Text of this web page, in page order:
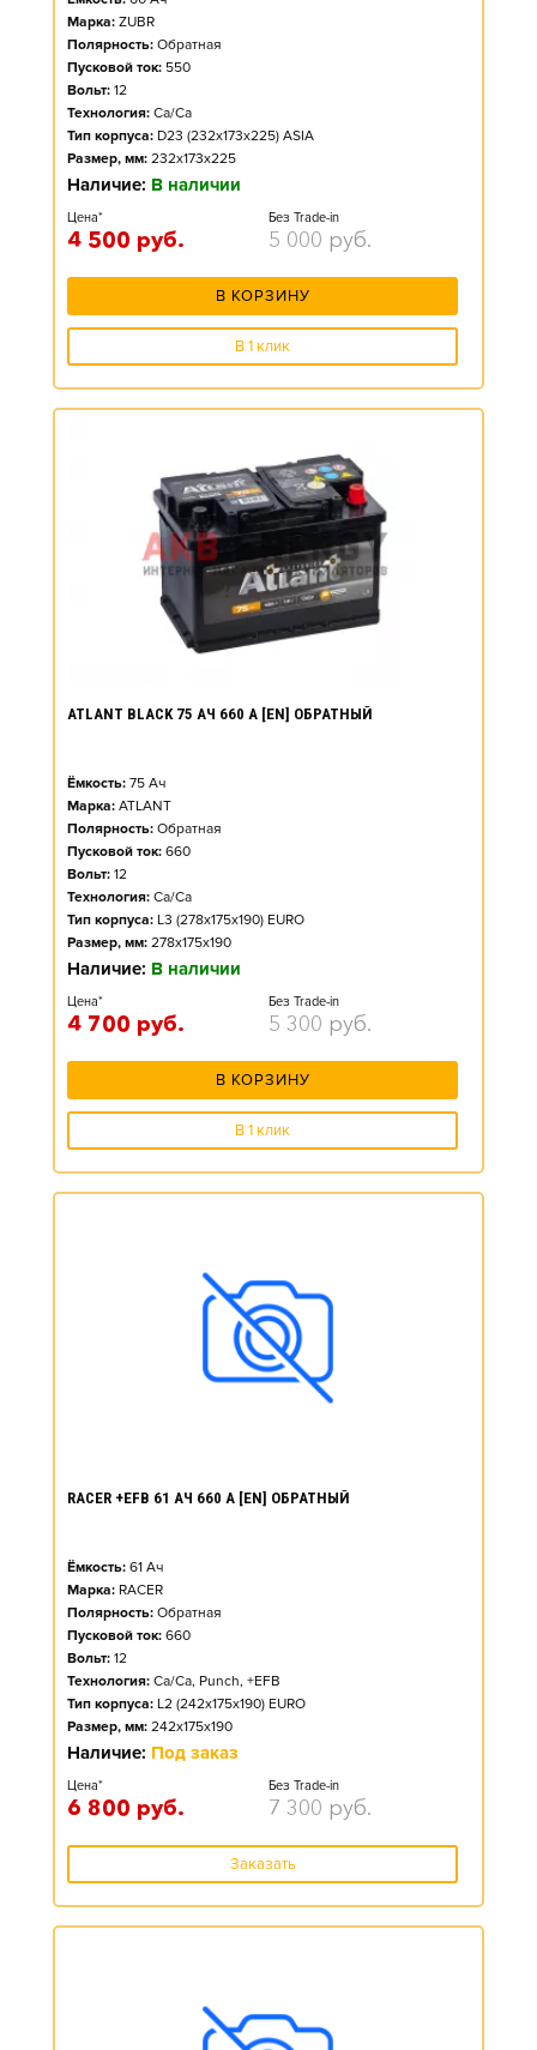
Марка: ZUBR
Полярность: Обратная
Пусковой ток: 550
Вольт: 12
Технология: Ca/Ca
Тип корпуса: D23 (232x173x225) ASIA
Размер, мм: 232x173x225
Наличие: В наличии
Цена*
4 500 руб.
Без Trade-in
5 000 руб.
В КОРЗИНУ
В 1 клик
ATLANT BLACK 75 АЧ 660 А [EN] ОБРАТНЫЙ
Ёмкость: 75 Ач
Марка: ATLANT
Полярность: Обратная
Пусковой ток: 660
Вольт: 12
Технология: Ca/Ca
Тип корпуса: L3 (278x175x190) EURO
Размер, мм: 278x175x190
Наличие: В наличии
Цена*
4 700 руб.
Без Trade-in
5 300 руб.
В КОРЗИНУ
В 1 клик
RACER +EFB 61 АЧ 660 А [EN] ОБРАТНЫЙ
Ёмкость: 61 Ач
Марка: RACER
Полярность: Обратная
Пусковой ток: 660
Вольт: 12
Технология: Ca/Ca, Punch, +EFB
Тип корпуса: L2 (242x175x190) EURO
Размер, мм: 242x175x190
Наличие: Под заказ
Цена*
6 800 руб.
Без Trade-in
7 300 руб.
Заказать